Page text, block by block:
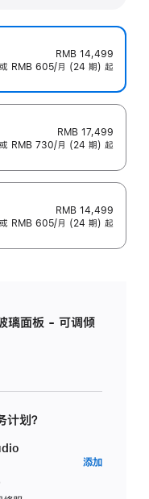
RMB 14,499
或 RMB 605/月 (24 期) 起
RMB 17,499
或 RMB 730/月 (24 期) 起
RMB 14,499
或 RMB 605/月 (24 期) 起
面板 - 可调倾
划？
添加